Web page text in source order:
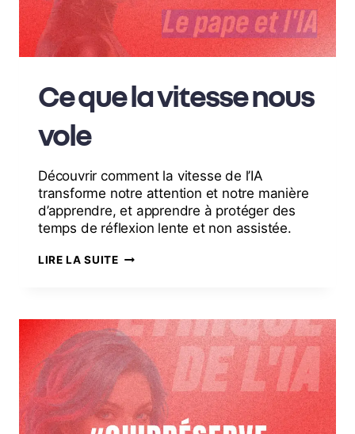
Ce que la vitesse nous
vole
Découvrir comment la vitesse de l’IA
transforme notre attention et notre manière
d’apprendre, et apprendre à protéger des
temps de réflexion lente et non assistée.
LIRE LA SUITE